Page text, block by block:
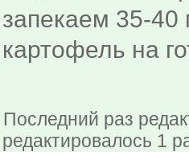
запекаем 35-40
картофель на
Последний раз
редактировалось 1